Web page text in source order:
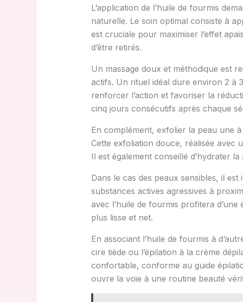
L’application de l’huile de fourmis
naturelle. Le soin optimal consiste à
est cruciale pour maximiser l’effet
d’être retirés.
Un massage doux et méthodique est
actifs. Un rituel idéal dure environ 2 à
renforcer l’action et favoriser la
cinq jours consécutifs après chaque
En complément, exfolier la peau une
Cette exfoliation douce, réalisée avec
Il est également conseillé d’hydrater
Dans le cas des peaux sensibles, il est
substances actives agressives à
avec l’huile de fourmis profitera
plus lisse et net.
En associant l’huile de fourmis à
cire tiède ou l’épilation à la crème
confortable, conforme au guide
ouvre la voie à une routine beauté